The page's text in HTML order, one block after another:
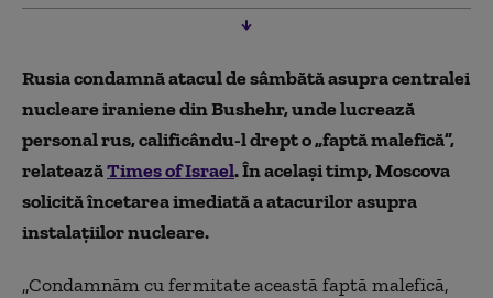
Rusia condamnă atacul de sâmbătă asupra centralei
nucleare iraniene din Bushehr, unde lucrează
personal rus, calificându-l drept o „faptă malefică”,
relateazăTimes of Israel. În același timp, Moscova
solicită încetarea imediată a atacurilor asupra
instalațiilor nucleare.
„Condamnăm cu fermitate această faptă malefică,